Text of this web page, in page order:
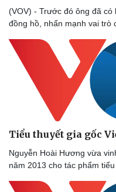
Di sản
(VOV) - Trước đó ông đã có
đồng hồ, nhấn mạnh vai trò
Tiểu thuyết gia gốc
Nguyễn Hoài Hương vừa
năm 2013 cho tác phẩm